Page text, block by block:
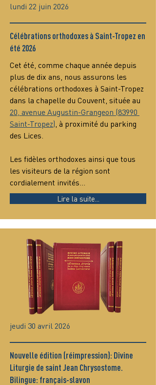
lundi 22 juin 2026
Célébrations orthodoxes à Saint-Tropez en
été 2026
Cet été, comme chaque année depuis
plus de dix ans, nous assurons les
célébrations orthodoxes à Saint-Tropez
dans la chapelle du Couvent, située au
20, avenue Augustin-Grangeon (83990
Saint-Tropez), à proximité du parking
des Lices.
Les fidèles orthodoxes ainsi que tous
les visiteurs de la région sont
cordialement invités…
Lire la suite...
jeudi 30 avril 2026
Nouvelle édition (réimpression): Divine
Liturgie de saint Jean Chrysostome.
Bilingue: français-slavon